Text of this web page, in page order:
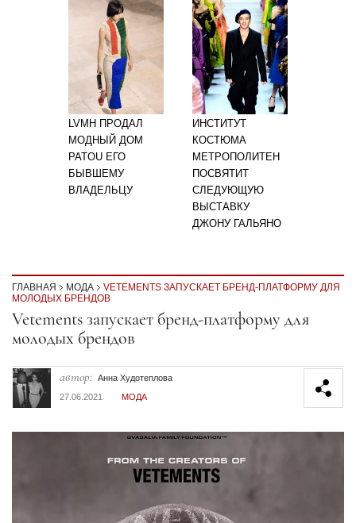
LVMH ПРОДАЛ
МОДНЫЙ ДОМ
PATOU ЕГО
БЫВШЕМУ
ВЛАДЕЛЬЦУ
ИНСТИТУТ
КОСТЮМА
МЕТРОПОЛИТЕН
ПОСВЯТИТ
СЛЕДУЮЩУЮ
ВЫСТАВКУ
ДЖОНУ ГАЛЬЯНО
ГЛАВНАЯ МОДА
VETEMENTS ЗАПУСКАЕТ БРЕНД-ПЛАТФОРМУ ДЛЯ
МОЛОДЫХ БРЕНДОВ
Секция статей
Vetements запускает бренд-платформу для
молодых брендов
автор: Анна Худотеплова
27.06.2021
МОДА